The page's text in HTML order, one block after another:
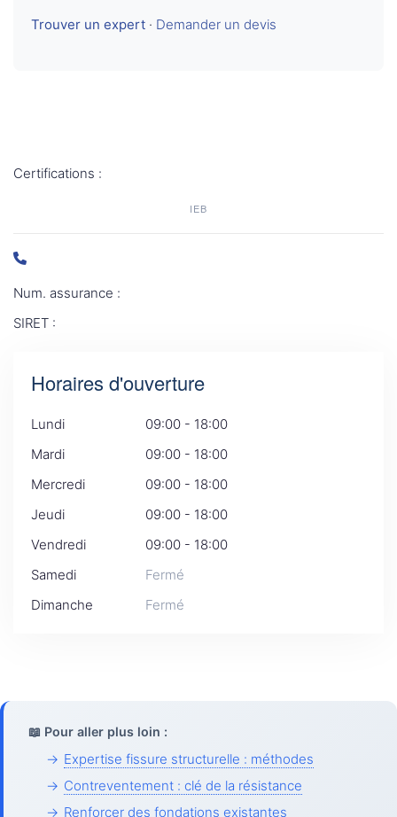
Trouver un expert · Demander un devis
Certifications :
IEB
Num. assurance :
SIRET :
Horaires d'ouverture
Lundi
09:00 - 18:00
Mardi
09:00 - 18:00
Mercredi
09:00 - 18:00
Jeudi
09:00 - 18:00
Vendredi
09:00 - 18:00
Samedi
Fermé
Dimanche
Fermé
📖 Pour aller plus loin :
→ Expertise fissure structurelle : méthodes
→ Contreventement : clé de la résistance
→ Renforcer des fondations existantes